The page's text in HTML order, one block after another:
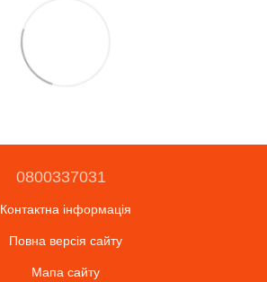
0800337031
Контактна інформація
Повна версія сайту
Мапа сайту